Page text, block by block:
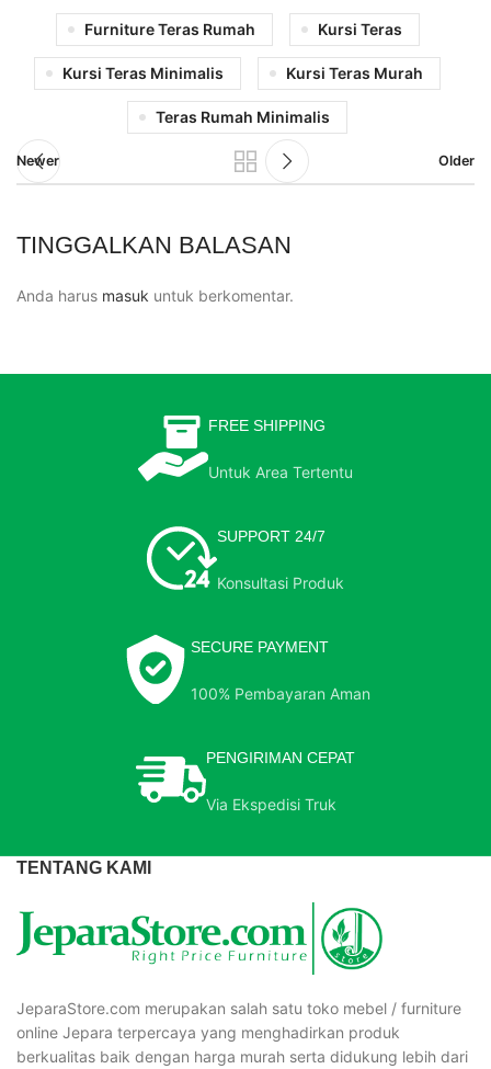
Furniture Teras Rumah Kursi Teras
Kursi Teras Minimalis Kursi Teras Murah
Teras Rumah Minimalis
Newer Older
TINGGALKAN BALASAN
Anda harus masuk untuk berkomentar.
FREE SHIPPING
Untuk Area Tertentu
SUPPORT 24/7
Konsultasi Produk
SECURE PAYMENT
100% Pembayaran Aman
PENGIRIMAN CEPAT
Via Ekspedisi Truk
TENTANG KAMI
JeparaStore.com merupakan salah satu toko mebel / furniture
online Jepara terpercaya yang menghadirkan produk
berkualitas baik dengan harga murah serta didukung lebih dari